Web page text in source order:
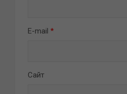
E-mail *
Сайт